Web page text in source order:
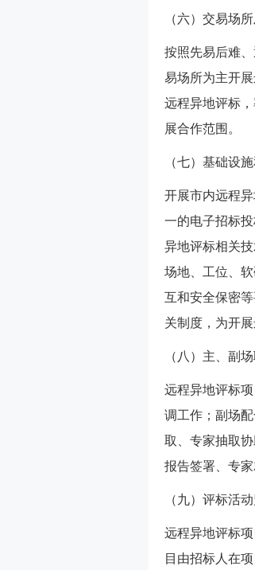
（六）交易场
按照先易后难
易场所为主开
远程异地评标
展合作范围。
（七）基础设
开展市内远程
一的电子招标
异地评标相关
场地、工位、
互和安全保密
关制度，为开
（八）主、副
远程异地评标
调工作；副场
取、专家抽取
报告签署、专
（九）评标活
远程异地评标
目由招标人在